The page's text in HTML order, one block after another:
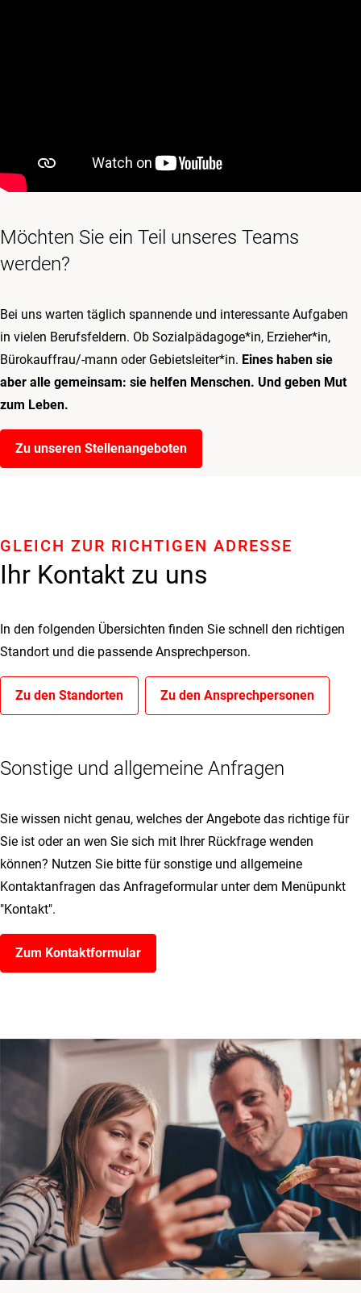
Möchten Sie ein Teil unseres Teams
werden?
Bei uns warten täglich spannende und interessante Aufgaben
in vielen Berufsfeldern. Ob Sozialpädagoge*in, Erzieher*in,
Bürokauffrau/-mann oder Gebietsleiter*in. Eines haben sie
aber alle gemeinsam: sie helfen Menschen. Und geben Mut
zum Leben.
Zu unseren Stellenangeboten
Ihr Kontakt zu uns
GLEICH ZUR RICHTIGEN ADRESSE
In den folgenden Übersichten finden Sie schnell den richtigen
Standort und die passende Ansprechperson.
Zu den Standorten Zu den Ansprechpersonen
Sonstige und allgemeine Anfragen
Sie wissen nicht genau, welches der Angebote das richtige für
Sie ist oder an wen Sie sich mit Ihrer Rückfrage wenden
können? Nutzen Sie bitte für sonstige und allgemeine
Kontaktanfragen das Anfrageformular unter dem Menüpunkt
"Kontakt".
Zum Kontaktformular